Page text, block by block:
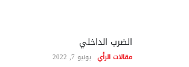
الضرب الداخلي
مقالات الرأي يونيو 7, 2022